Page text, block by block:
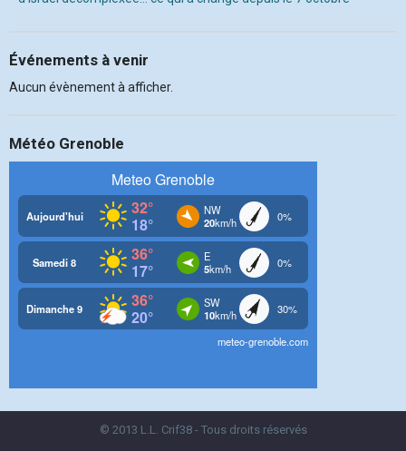
Événements à venir
Aucun évènement à afficher.
Météo Grenoble
© 2013 L.L. Crif38 - Tous droits réservés